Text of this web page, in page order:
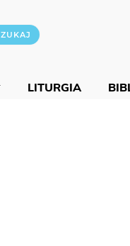
LITURGIA